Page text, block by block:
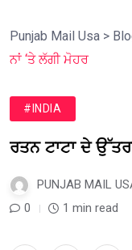
Punjab Mail Usa >
ਨਾਂ ‘ਤੇ ਲੱਗੀ ਮੋਹਰ
#INDIA
ਰਤਨ ਟਾਟਾ ਦੇ
PUNJAB MAIL
0
1 min read